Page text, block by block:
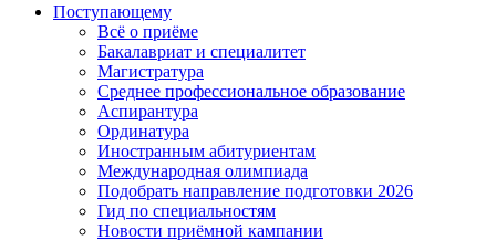
Поступающему
Всё о приёме
Бакалавриат и специалитет
Магистратура
Среднее профессиональное образование
Аспирантура
Ординатура
Иностранным абитуриентам
Международная олимпиада
Подобрать направление подготовки 2026
Гид по специальностям
Новости приёмной кампании